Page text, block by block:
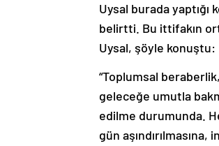
Uysal burada yaptığı
belirtti. Bu ittifakın
Uysal, şöyle konuştu:
“Toplumsal
geleceğe umutla
edilme durumunda.
gün